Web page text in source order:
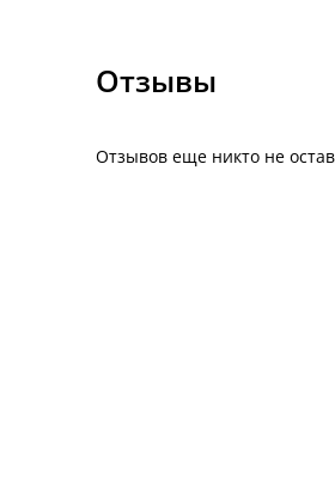
Отзывы
Отзывов еще никто не